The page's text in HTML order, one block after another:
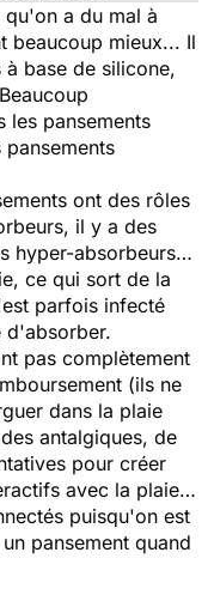
a du mal à
beaucoup mieux... Il
base de silicone,
les pansements
ont des rôles
il y a des
hyper-absorbeurs…
ce qui sort de la
parfois infecté
d'absorber.
pas complètement
(ils ne
dans la plaie
antalgiques, de
pour créer
avec la plaie…
puisqu'on est
pansement quand